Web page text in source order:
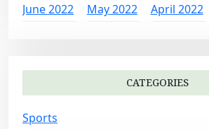
June 2022
May 2022 April 2022
CATEGORIES
Sports